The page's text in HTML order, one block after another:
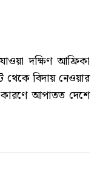
দক্ষিণ আফ্রিকা
থেকে বিদায় নেওয়ার
কারণে আপাতত দেশে